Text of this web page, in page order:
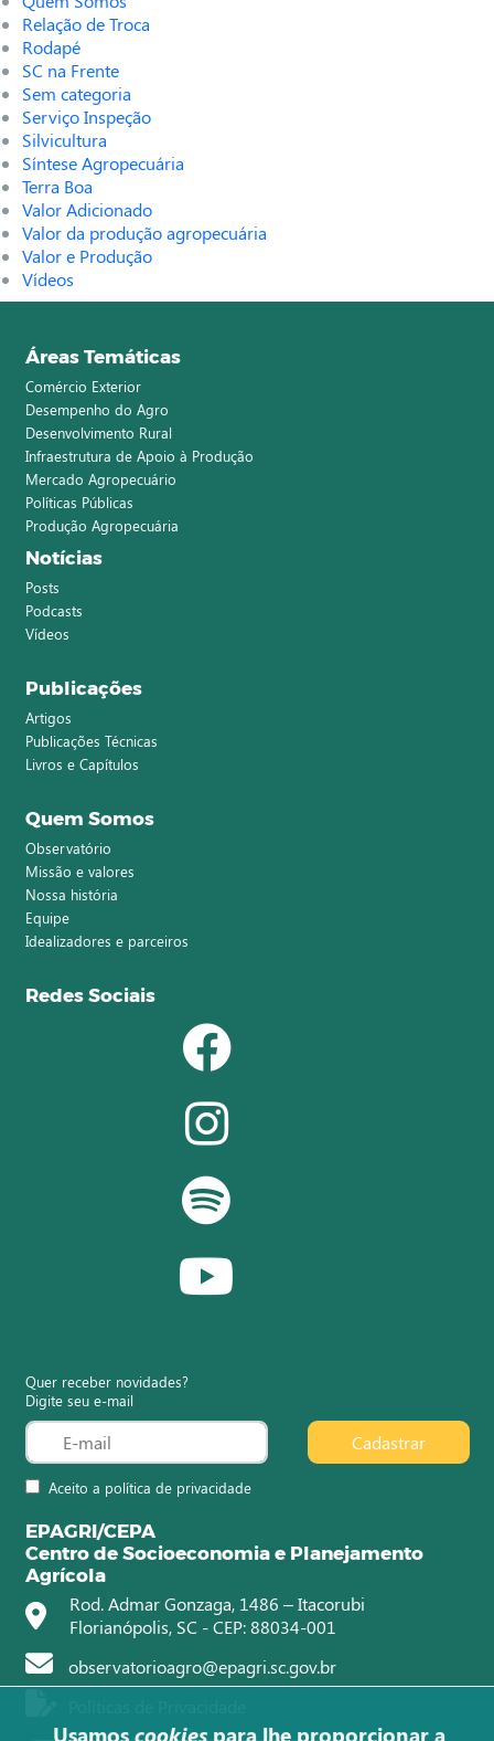
Relação de Troca
Rodapé
SC na Frente
Sem categoria
Serviço Inspeção
Silvicultura
Síntese Agropecuária
Terra Boa
Valor Adicionado
Valor da produção agropecuária
Valor e Produção
Vídeos
Áreas Temáticas
Comércio Exterior
Desempenho do Agro
Desenvolvimento Rural
Infraestrutura de Apoio à Produção
Mercado Agropecuário
Políticas Públicas
Produção Agropecuária
Notícias
Posts
Podcasts
Vídeos
Publicações
Artigos
Publicações Técnicas
Livros e Capítulos
Quem Somos
Observatório
Missão e valores
Nossa história
Equipe
Idealizadores e parceiros
Redes Sociais
Quer receber novidades?
Digite seu e-mail
Aceito a política de privacidade
Cadastrar
EPAGRI/CEPA
Centro de Socioeconomia e Planejamento
Agrícola
Rod. Admar Gonzaga, 1486 – Itacorubi
Florianópolis, SC - CEP: 88034-001
observatorioagro@epagri.sc.gov.br
Usamos cookies para lhe proporcionar a